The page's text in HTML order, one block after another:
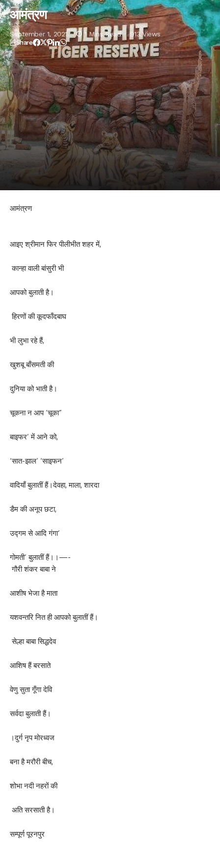
आमंत्रण
September 1, 2021 1 Mins Read 913 Views
Share
आमंत्रण
आइए श्रीमान फिर पीलीभीत शहर में,
कान्हा वाली बांसुरी भी
आपको बुलाती है।
हिरणों की कूदफाँदबाघ
भी लुभा रहे हैं,
खुशबू बाँसमती की
दुनिया को भाती है।
चूकना न आप ‘चूका”
बाइफर’ में आने को,
‘सात-झाल’ ‘साइफन’
वादियाँ बुलातीं हैं।देवहा, माला, शारदा
डैम की अनूप छटा,
उद्गम से आदि गंगा’
गोमती’ बुलातीं हैं।।—-
गौरी शंकर बाबा ने
आशीष भेजा है माता
यशवन्तरि नित ही आपको बुलातीं हैं।
सेल्हा बाबा सिद्धदेव
आशिष हैं बरसाते
वेणु सुता गूँगा देवि
सर्वदा बुलाती हैं।
।दुर्ग नृप मोरध्वज
बना है मरौरी बीच,
शोभा नदी नहरों की
अति सरसाती है।
सम्पूर्ण पूरनपुर